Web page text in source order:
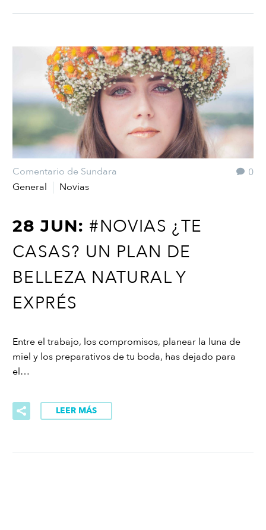
0
Comentario de Sundara
General
Novias
28 JUN: #NOVIAS ¿TE
CASAS? UN PLAN DE
BELLEZA NATURAL Y
EXPRÉS
Entre el trabajo, los compromisos, planear la luna de
miel y los preparativos de tu boda, has dejado para
el…
LEER MÁS